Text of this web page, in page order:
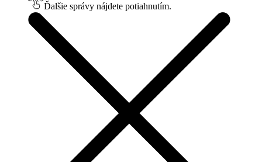
Ďalšie správy nájdete potiahnutím.